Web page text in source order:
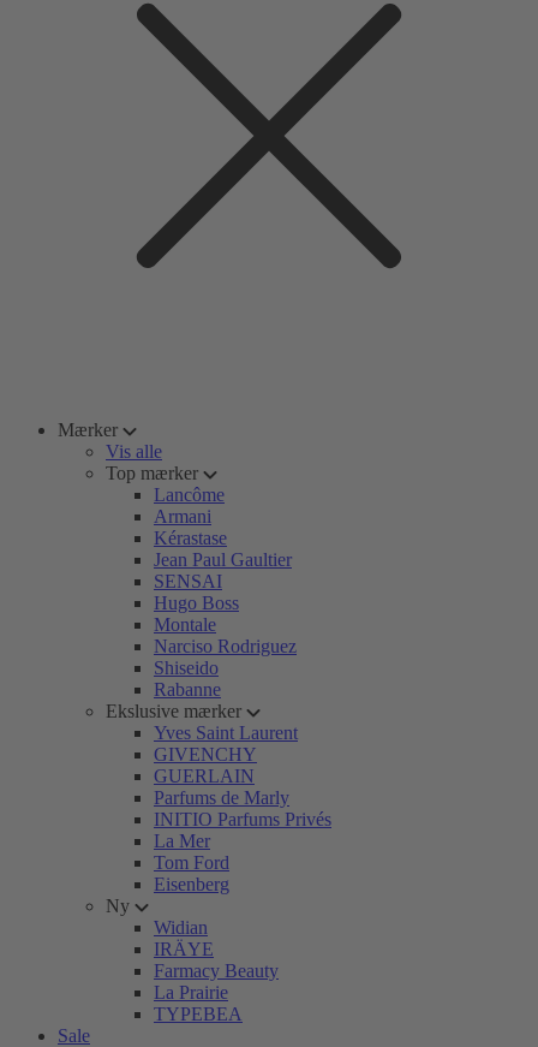
Mærker
Vis alle
Top mærker
Lancôme
Armani
Kérastase
Jean Paul Gaultier
SENSAI
Hugo Boss
Montale
Narciso Rodriguez
Shiseido
Rabanne
Ekslusive mærker
Yves Saint Laurent
GIVENCHY
GUERLAIN
Parfums de Marly
INITIO Parfums Privés
La Mer
Tom Ford
Eisenberg
Ny
Widian
IRÄYE
Farmacy Beauty
La Prairie
TYPEBEA
Sale